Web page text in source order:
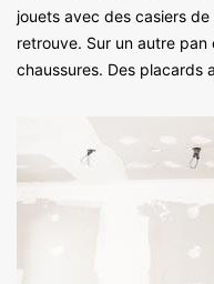
jouets avec des casiers de
retrouve. Sur un autre
chaussures. Des placards